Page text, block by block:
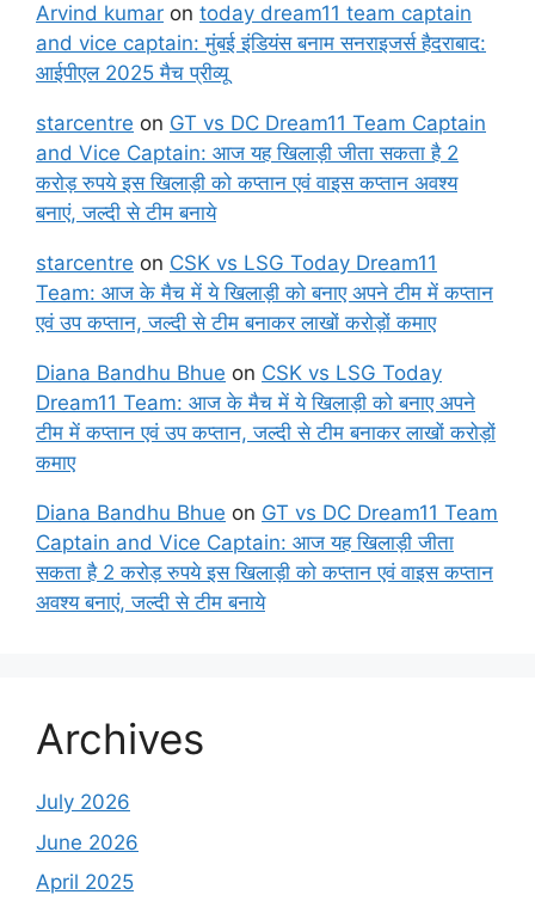
Arvind kumar on today dream11 team captain
and vice captain: मुंबई इंडियंस बनाम सनराइजर्स हैदराबाद:
आईपीएल 2025 मैच प्रीव्यू
starcentre on GT vs DC Dream11 Team Captain
and Vice Captain: आज यह खिलाड़ी जीता सकता है 2
करोड़ रुपये इस खिलाड़ी को कप्तान एवं वाइस कप्तान अवश्य
बनाएं, जल्दी से टीम बनाये
starcentre on CSK vs LSG Today Dream11
Team: आज के मैच में ये खिलाड़ी को बनाए अपने टीम में कप्तान
एवं उप कप्तान, जल्दी से टीम बनाकर लाखों करोड़ों कमाए
Diana Bandhu Bhue on CSK vs LSG Today
Dream11 Team: आज के मैच में ये खिलाड़ी को बनाए अपने
टीम में कप्तान एवं उप कप्तान, जल्दी से टीम बनाकर लाखों करोड़ों
कमाए
Diana Bandhu Bhue on GT vs DC Dream11 Team
Captain and Vice Captain: आज यह खिलाड़ी जीता
सकता है 2 करोड़ रुपये इस खिलाड़ी को कप्तान एवं वाइस कप्तान
अवश्य बनाएं, जल्दी से टीम बनाये
Archives
July 2026
June 2026
April 2025